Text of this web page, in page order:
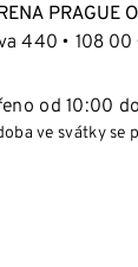
PRAGUE
440
108 00
od 10:00
ve svátky se